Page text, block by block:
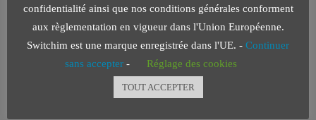
Les Intérêts Intercalaires Entrent Dans Le TEG
La Cour de cassation rappelle qu'une erreur de TEG fait perdre
à la banque le droit de réclamer...
confidentialité ainsi que nos conditions générales conforment
aux règlementation en vigueur dans l'Union Européenne.
Switchim est une marque enregistrée dans l'UE. - Continuer
sans accepter - Réglage des cookies
TOUT ACCEPTER